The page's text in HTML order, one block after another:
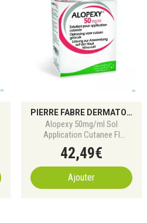
PIERRE FABRE DERMATOLOGIE
Alopexy 50mg/ml Sol
Application Cutanee Fl
3x60ml
42,49€
Ajouter